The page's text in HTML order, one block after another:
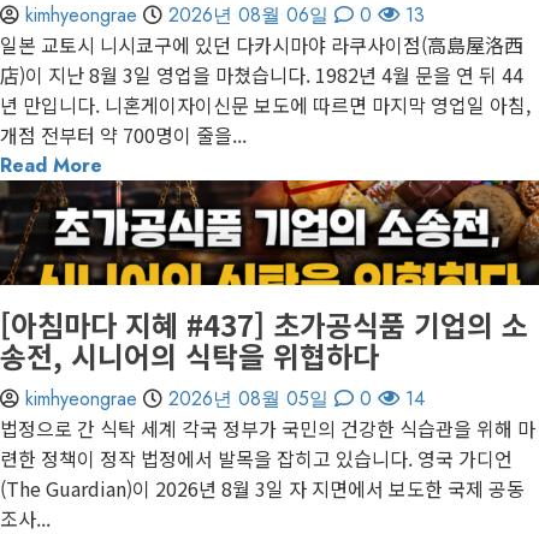
kimhyeongrae 2026년 08월 06일 0 13
일본 교토시 니시쿄구에 있던 다카시마야 라쿠사이점(高島屋洛西
店)이 지난 8월 3일 영업을 마쳤습니다. 1982년 4월 문을 연 뒤 44
년 만입니다. 니혼게이자이신문 보도에 따르면 마지막 영업일 아침,
개점 전부터 약 700명이 줄을...
Read More
1 minute read
게재된 글
아침마다 지혜
[아침마다 지혜 #437] 초가공식품 기업의 소
송전, 시니어의 식탁을 위협하다
kimhyeongrae 2026년 08월 05일 0 14
법정으로 간 식탁 세계 각국 정부가 국민의 건강한 식습관을 위해 마
련한 정책이 정작 법정에서 발목을 잡히고 있습니다. 영국 가디언
(The Guardian)이 2026년 8월 3일 자 지면에서 보도한 국제 공동
조사...